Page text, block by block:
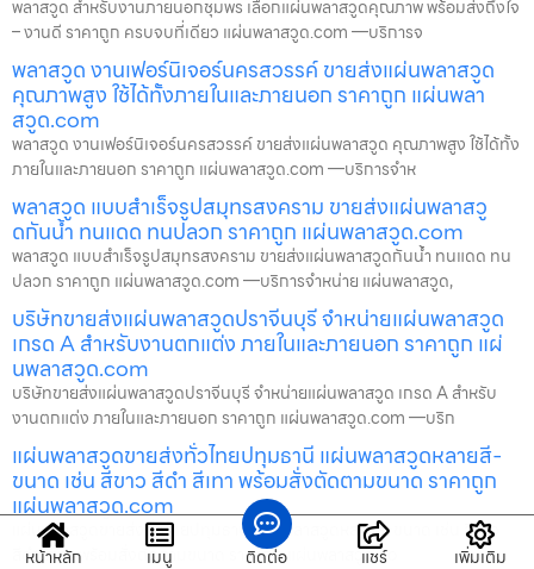
พลาสวูด สำหรับงานภายนอกชุมพร เลือกแผ่นพลาสวูดคุณภาพ พร้อมส่งถึงใจ
– งานดี ราคาถูก ครบจบที่เดียว แผ่นพลาสวูด.com —บริการจ
พลาสวูด งานเฟอร์นิเจอร์นครสวรรค์ ขายส่งแผ่นพลาสวูด
คุณภาพสูง ใช้ได้ทั้งภายในและภายนอก ราคาถูก แผ่นพลา
สวูด.com
พลาสวูด งานเฟอร์นิเจอร์นครสวรรค์ ขายส่งแผ่นพลาสวูด คุณภาพสูง ใช้ได้ทั้ง
ภายในและภายนอก ราคาถูก แผ่นพลาสวูด.com —บริการจำห
พลาสวูด แบบสำเร็จรูปสมุทรสงคราม ขายส่งแผ่นพลาสวู
ดกันน้ำ ทนแดด ทนปลวก ราคาถูก แผ่นพลาสวูด.com
พลาสวูด แบบสำเร็จรูปสมุทรสงคราม ขายส่งแผ่นพลาสวูดกันน้ำ ทนแดด ทน
ปลวก ราคาถูก แผ่นพลาสวูด.com —บริการจำหน่าย แผ่นพลาสวูด,
บริษัทขายส่งแผ่นพลาสวูดปราจีนบุรี จำหน่ายแผ่นพลาสวูด
เกรด A สำหรับงานตกแต่ง ภายในและภายนอก ราคาถูก แผ่
นพลาสวูด.com
บริษัทขายส่งแผ่นพลาสวูดปราจีนบุรี จำหน่ายแผ่นพลาสวูด เกรด A สำหรับ
งานตกแต่ง ภายในและภายนอก ราคาถูก แผ่นพลาสวูด.com —บริก
แผ่นพลาสวูดขายส่งทั่วไทยปทุมธานี แผ่นพลาสวูดหลายสี-
ขนาด เช่น สีขาว สีดำ สีเทา พร้อมสั่งตัดตามขนาด ราคาถูก
แผ่นพลาสวูด.com
แผ่นพลาสวูดขายส่งทั่วไทยปทุมธานี แผ่นพลาสวูดหลายสี-ขนาด เช่น สีขาว
สีดำ สีเทา พร้อมสั่งตัดตามขนาด ราคาถูก แผ่นพลาสวูด.co
หน้าหลัก เมนู ติดต่อ แชร์ เพิ่มเติม